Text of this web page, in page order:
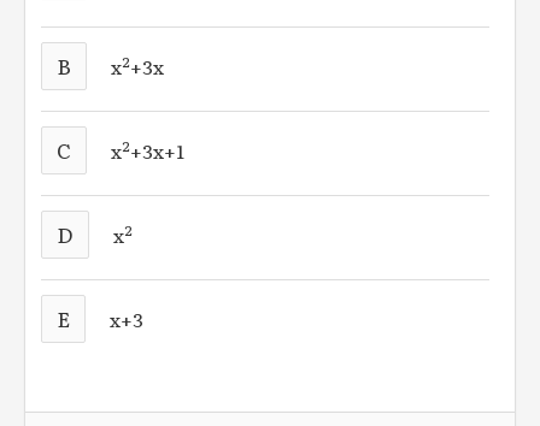
B x2+3x
C x2+3x+1
D x2
E x+3